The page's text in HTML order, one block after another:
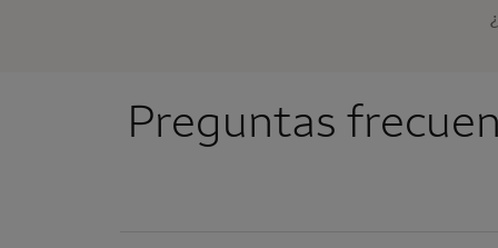
Preguntas